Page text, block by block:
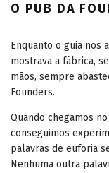
O PUB DA
Enquanto o guia nos
mostrava a fábrica,
mãos, sempre
Founders.
Quando chegamos
conseguimos
palavras de euforia
Nenhuma outra